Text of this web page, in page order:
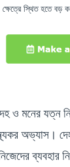
স্থিত হতে বড়
ও মনের যত্ন
অভ্যাস।